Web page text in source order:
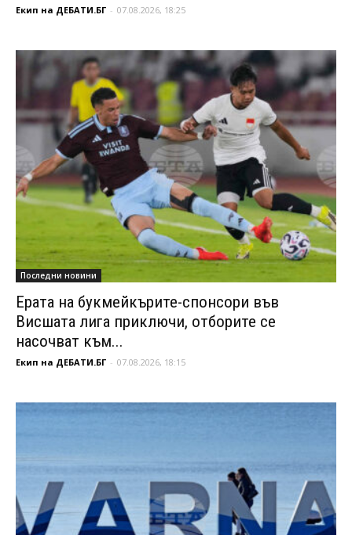
Екип на ДЕБАТИ.БГ - 07.08.2026, 18:25
Последни новини
Ерата на букмейкърите-спонсори във
Висшата лига приключи, отборите се
насочват към...
Екип на ДЕБАТИ.БГ - 07.08.2026, 18:15